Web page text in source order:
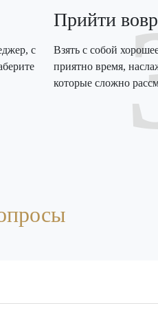
с
Прийти
Взять с собой
приятно время,
которые сложно